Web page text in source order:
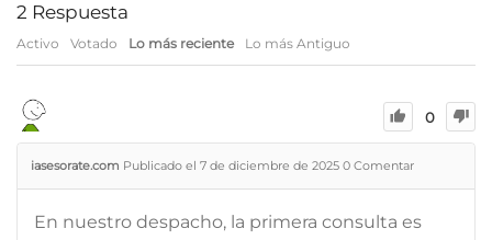
2 Respuesta
Activo Votado Lo más reciente Lo más Antiguo
0
iasesorate.com Publicado el 7 de diciembre de 2025 0 Comentar
En nuestro despacho, la primera consulta es